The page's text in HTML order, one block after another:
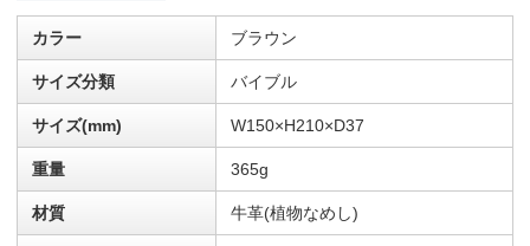
カラー ブラウン
サイズ分類 バイブル
サイズ(mm) W150×H210×D37
重量 365g
材質 牛革(植物なめし)